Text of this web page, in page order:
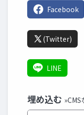
Facebook
(Twitter)
LINE
埋め込む